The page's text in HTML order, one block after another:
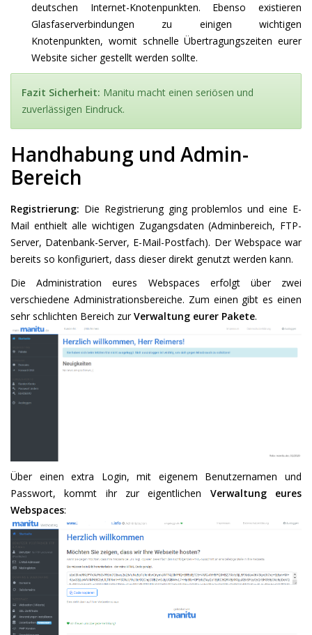
deutschen Internet-Knotenpunkten. Ebenso existieren
Glasfaserverbindungen zu einigen wichtigen
Knotenpunkten, womit schnelle Übertragungszeiten eurer
Website sicher gestellt werden sollte.
Fazit Sicherheit: Manitu macht einen seriösen und
zuverlässigen Eindruck.
Handhabung und Admin-
Bereich
Registrierung: Die Registrierung ging problemlos und eine E-
Mail enthielt alle wichtigen Zugangsdaten (Adminbereich, FTP-
Server, Datenbank-Server, E-Mail-Postfach). Der Webspace war
bereits so konfiguriert, dass dieser direkt genutzt werden kann.
Die Administration eures Webspaces erfolgt über zwei
verschiedene Administrationsbereiche. Zum einen gibt es einen
sehr schlichten Bereich zurVerwaltung eurer Pakete.
Über einen extra Login, mit eigenem Benutzernamen und
Passwort, kommt ihr zur eigentlichen Verwaltung eures
Webspaces: